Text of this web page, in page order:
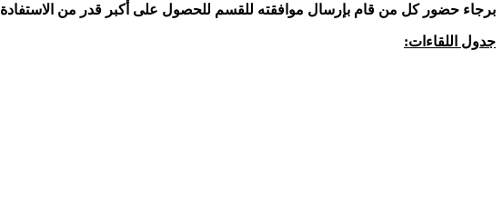
برجاء حضور كل من قام بإرسال موافقته للقسم للحصول على أكبر قدر من الاستفادة
:جدول اللقاءات